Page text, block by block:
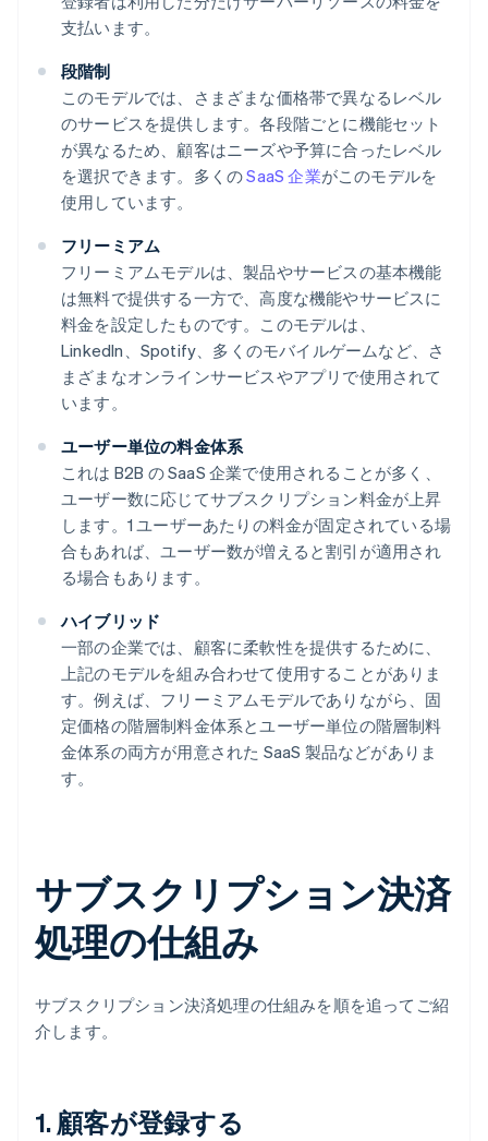
支払います。
段階制
このモデルでは、さまざまな価格帯で異なるレベル
のサービスを提供します。各段階ごとに機能セット
が異なるため、顧客はニーズや予算に合ったレベル
を選択できます。多くのSaaS 企業がこのモデルを
使用しています。
フリーミアム
フリーミアムモデルは、製品やサービスの基本機能
は無料で提供する一方で、高度な機能やサービスに
料金を設定したものです。このモデルは、
LinkedIn、Spotify、多くのモバイルゲームなど、さ
まざまなオンラインサービスやアプリで使用されて
います。
ユーザー単位の料金体系
これは B2B の SaaS 企業で使用されることが多く、
ユーザー数に応じてサブスクリプション料金が上昇
します。1 ユーザーあたりの料金が固定されている場
合もあれば、ユーザー数が増えると割引が適用され
る場合もあります。
ハイブリッド
一部の企業では、顧客に柔軟性を提供するために、
上記のモデルを組み合わせて使用することがありま
す。例えば、フリーミアムモデルでありながら、固
定価格の階層制料金体系とユーザー単位の階層制料
金体系の両方が用意された SaaS 製品などがありま
す。
サブスクリプション決済
処理の仕組み
サブスクリプション決済処理の仕組みを順を追ってご紹
介します。
1. 顧客が登録する